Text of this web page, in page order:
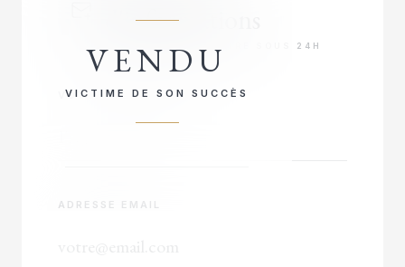
VENDU
VICTIME DE SON SUCCÈS
d'informations
RÉPONSE PRIORITAIRE SOUS 24H
VOTRE NOM COMPLET
ADRESSE EMAIL